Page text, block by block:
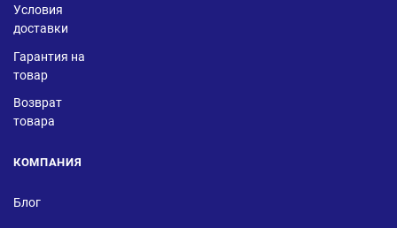
Условия
доставки
Гарантия на
товар
Возврат
товара
КОМПАНИЯ
Блог